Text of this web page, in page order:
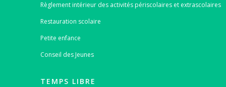
Règlement intérieur des activités périscolaires et extrascolaires
Restauration scolaire
Petite enfance
Conseil des Jeunes
TEMPS LIBRE